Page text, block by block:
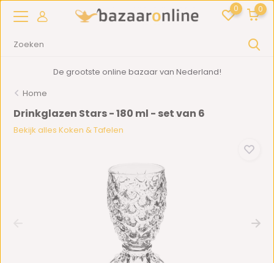
0 0
De grootste online bazaar van Nederland!
Home
Drinkglazen Stars - 180 ml - set van 6
Bekijk alles Koken & Tafelen